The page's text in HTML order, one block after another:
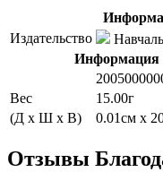
Издательство
Информация
Вес
15.00г
(Д x Ш x В)
0.01см x
Отзывы